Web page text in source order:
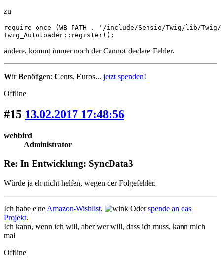
zu
require_once (WB_PATH . '/include/Sensio/Twig/lib/
Twig_Autoloader::register();
ändere, kommt immer noch der Cannot-declare-Fehler.
WirBenötigen: Cents, Euros... jetzt spenden!
Offline
#15 13.02.2017 17:48:56
webbird
Administrator
Re: In Entwicklung: SyncData3
Würde ja eh nicht helfen, wegen der Folgefehler.
Ich habe eine Amazon-Wishlist. Oderspende an das
Projekt.
Ich kann, wenn ich will, aber wer will, dass ich muss, kann mich
mal
Offline